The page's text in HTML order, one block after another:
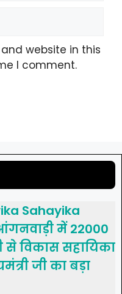
website in this
I comment.
Sahayika
में 22000
विकास सहायिका
जी का बड़ा